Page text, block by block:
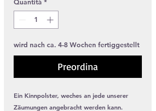
Quantità *
wird nach ca. 4-8 Wochen fertiggestellt
Preordina
Ein Kinnpolster, weches an jede unserer
Zäumungen angebracht werden kann.